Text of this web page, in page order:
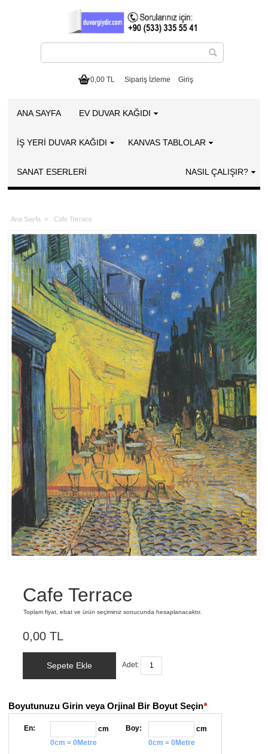
0,00 TL Sipariş İzleme Giriş
ANA SAYFA EV DUVAR KAĞIDI
İŞ YERİ DUVAR KAĞIDI KANVAS TABLOLAR
SANAT ESERLERI NASIL ÇALIŞIR?
Ana Sayfa » Cafe Terrace
Cafe Terrace
Toplam fiyat, ebat ve ürün seçiminiz sonucunda hesaplanacaktır.
0,00 TL
Sepete Ekle Adet:
Boyutunuzu Girin veya Orjinal Bir Boyut Seçin*
En:
cm
0cm = 0Metre
Boy:
cm
0cm = 0Metre